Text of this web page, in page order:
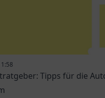
Tipps für die